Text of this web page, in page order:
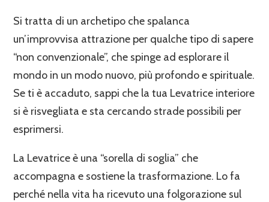
Si tratta di un archetipo che spalanca
un’improvvisa attrazione per qualche tipo di sapere
“non convenzionale”, che spinge ad esplorare il
mondo in un modo nuovo, più profondo e spirituale.
Se ti è accaduto, sappi che la tua Levatrice interiore
si è risvegliata e sta cercando strade possibili per
esprimersi.
La Levatrice è una “sorella di soglia” che
accompagna e sostiene la trasformazione. Lo fa
perché nella vita ha ricevuto una folgorazione sul